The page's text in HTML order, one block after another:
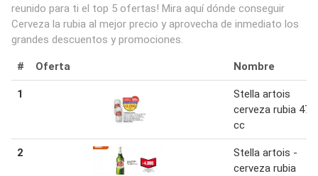
reunido para ti el top 5 ofertas! Mira aquí dónde conseguir
Cerveza la rubia al mejor precio y aprovecha de inmediato los
grandes descuentos y promociones.
# Oferta Nombre
1
Stella artois
cerveza rubia 473
cc
2
Stella artois -
cerveza rubia